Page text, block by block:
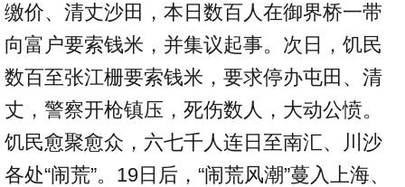
缴价、清丈沙田，本日数百人在御界桥一带
向富户要索钱米，并集议起事。次日，饥民
数百至张江栅要索钱米，要求停办屯田、清
丈，警察开枪镇压，死伤数人，大动公愤。
饥民愈聚愈众，六七千人连日至南汇、川沙
各处“闹荒”。19日后，“闹荒风潮”蔓入上海、